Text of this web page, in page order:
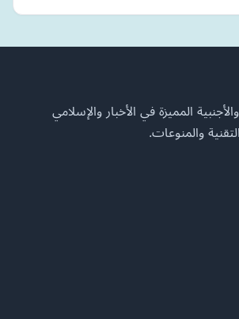
المميزة في الأخبار والإسلامي
والمنوعات.